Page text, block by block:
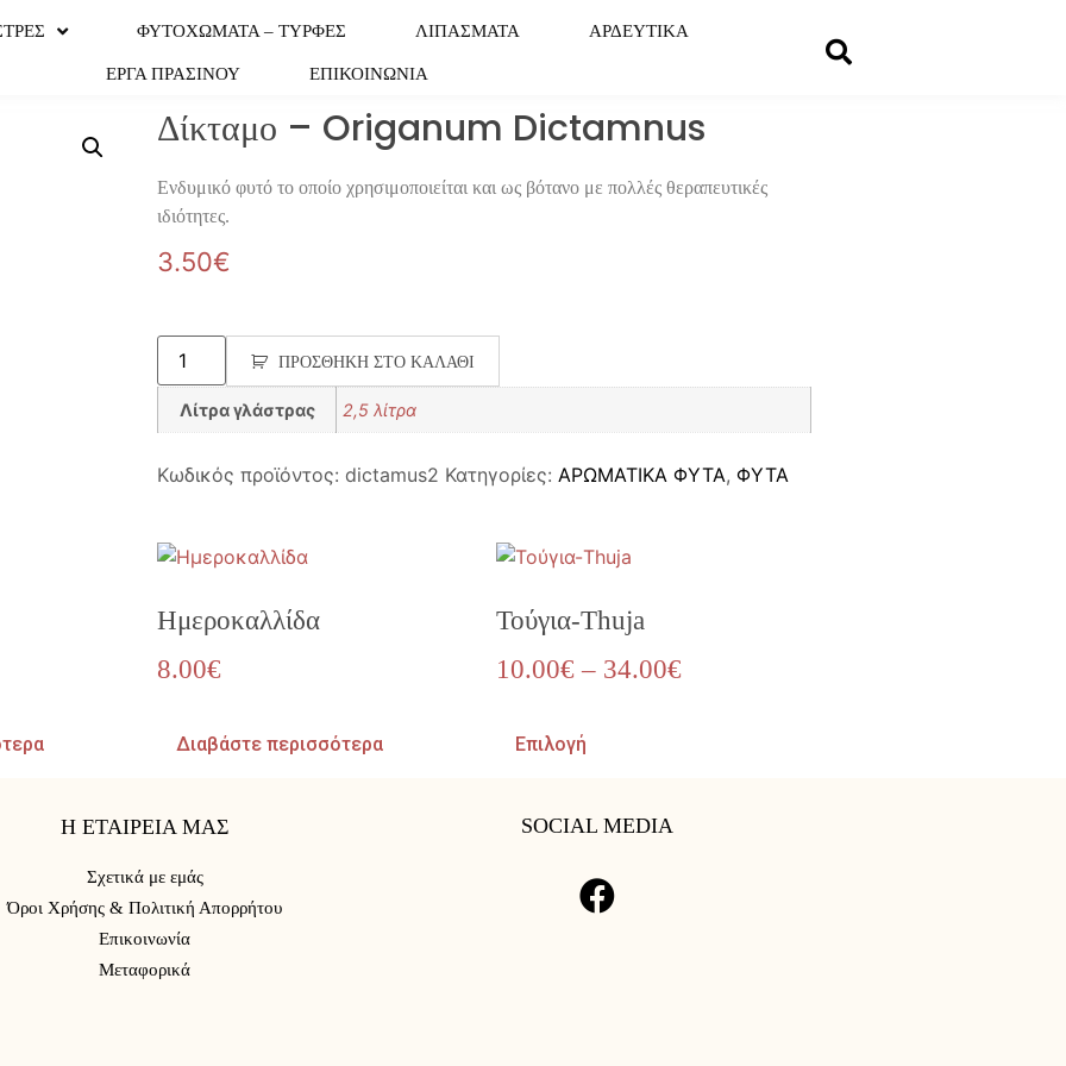
ΦΥΤΟΧΩΜΑΤΑ – ΤΥΡΦΕΣ ΛΙΠΑΣΜΑΤΑ ΑΡΔΕΥΤΙΚΑ
ΕΡΓΑ ΠΡΑΣΙΝΟΥ ΕΠΙΚΟΙΝΩΝΙΑ
Δίκταμο – Origanum Dictamnus
Ενδυμικό φυτό το οποίο χρησιμοποιείται και ως βότανο με πολλές θεραπευτικές
ιδιότητες.
3.50€
ΠΡΟΣΘΉΚΗ ΣΤΟ ΚΑΛΆΘΙ
Λίτρα γλάστρας 2,5 λίτρα
Κωδικός προϊόντος: dictamus2 Κατηγορίες: ΑΡΩΜΑΤΙΚΑ ΦΥΤΑ, ΦΥΤΑ
Ημεροκαλλίδα
8.00€
Διαβάστε περισσότερα
Τούγια-Thuja
10.00€ – 34.00€
Επιλογή
Η ΕΤΑΙΡΕΙΑ ΜΑΣ
Σχετικά με εμάς
Όροι Χρήσης & Πολιτική Απορρήτου
Επικοινωνία
Μεταφορικά
SOCIAL MEDIA